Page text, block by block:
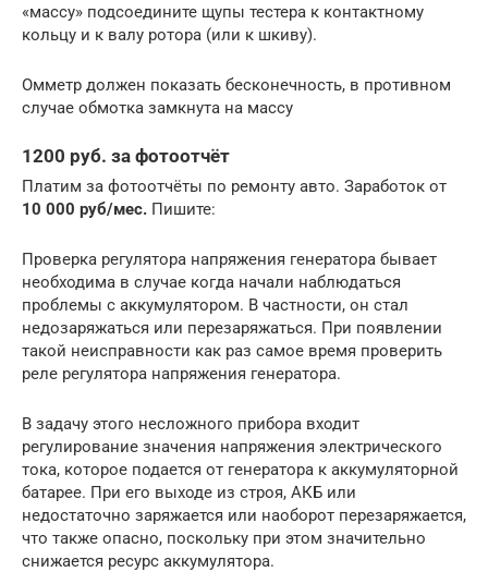
«массу» подсоедините щупы тестера к контактному
кольцу и к валу ротора (или к шкиву).
Омметр должен показать бесконечность, в противном
случае обмотка замкнута на массу
1200 руб. за фотоотчёт
Платим за фотоотчёты по ремонту авто. Заработок от
10 000 руб/мес. Пишите:
Проверка регулятора напряжения генератора бывает
необходима в случае когда начали наблюдаться
проблемы с аккумулятором. В частности, он стал
недозаряжаться или перезаряжаться. При появлении
такой неисправности как раз самое время проверить
реле регулятора напряжения генератора.
В задачу этого несложного прибора входит
регулирование значения напряжения электрического
тока, которое подается от генератора к аккумуляторной
батарее. При его выходе из строя, АКБ или
недостаточно заряжается или наоборот перезаряжается,
что также опасно, поскольку при этом значительно
снижается ресурс аккумулятора.